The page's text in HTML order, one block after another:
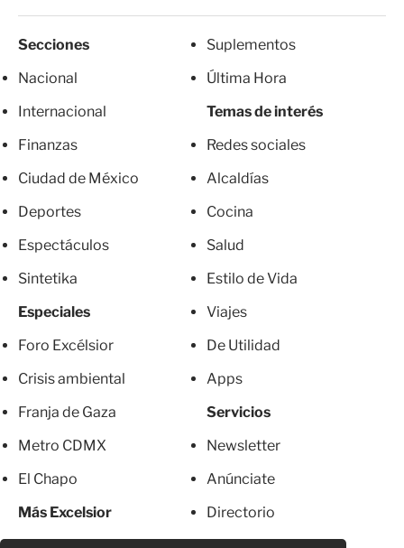
Secciones
Nacional
Internacional
Finanzas
Ciudad de México
Deportes
Espectáculos
Sintetika
Especiales
Foro Excélsior
Crisis ambiental
Franja de Gaza
Metro CDMX
El Chapo
Más Excelsior
Suplementos
Última Hora
Temas de interés
Redes sociales
Alcaldías
Cocina
Salud
Estilo de Vida
Viajes
De Utilidad
Apps
Servicios
Newsletter
Anúnciate
Directorio